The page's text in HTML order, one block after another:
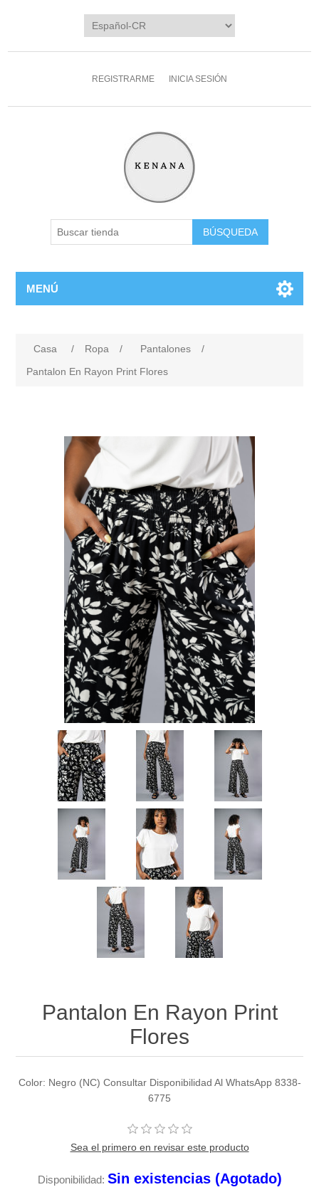
REGISTRARME INICIA SESIÓN
MENÚ
Casa / Ropa / Pantalones
/
Pantalon En Rayon Print Flores
Pantalon En Rayon Print
Flores
Color: Negro (NC) Consultar Disponibilidad Al WhatsApp 8338-
6775
Sea el primero en revisar este producto
Disponibilidad: Sin existencias (Agotado)